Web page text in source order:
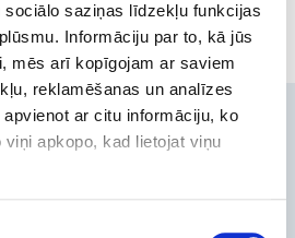
sociālo saziņas līdzekļu funkcijas
Informāciju par to, kā jūs
mēs arī kopīgojam ar saviem
reklamēšanas un analīzes
ar citu informāciju, ko
apkopo, kad lietojat viņu